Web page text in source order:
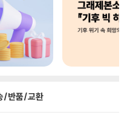
/반품/교환